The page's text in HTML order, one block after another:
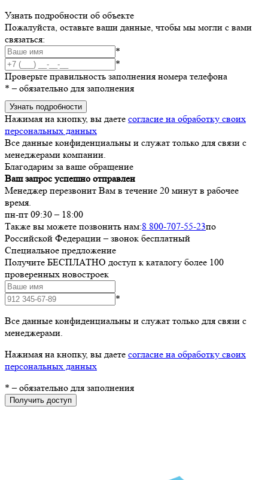
Узнать подробности об объекте
Пожалуйста, оставьте ваши данные, чтобы мы могли с вами
связаться:
*
*
Проверьте правильность заполнения номера телефона
* – обязательно для заполнения
Узнать подробности
Нажимая на кнопку, вы даете согласие на обработку своих
персональных данных
Все данные конфиденциальны и служат только для связи с
менеджерами компании.
Благодарим за ваше обращение
Ваш запрос успешно отправлен
Менеджер перезвонит Вам в течение 20 минут в рабочее
время.
пн-пт 09:30 – 18:00
Также вы можете позвонить нам:8 800-707-55-23по
Российской Федерации – звонок бесплатный
Специальное предложение
Получите БЕСПЛАТНО доступ к каталогу более 100
проверенных новостроек
*
Все данные конфиденциальны и служат только для связи с
менеджерами.
Нажимая на кнопку, вы даете согласие на обработку своих
персональных данных
* – обязательно для заполнения
Получить доступ